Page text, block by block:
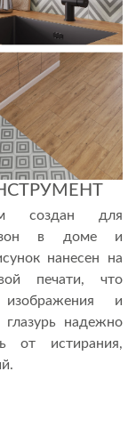
создан для
зон в доме и
нанесен на
печати, что
изображения и
надежно
от истирания,